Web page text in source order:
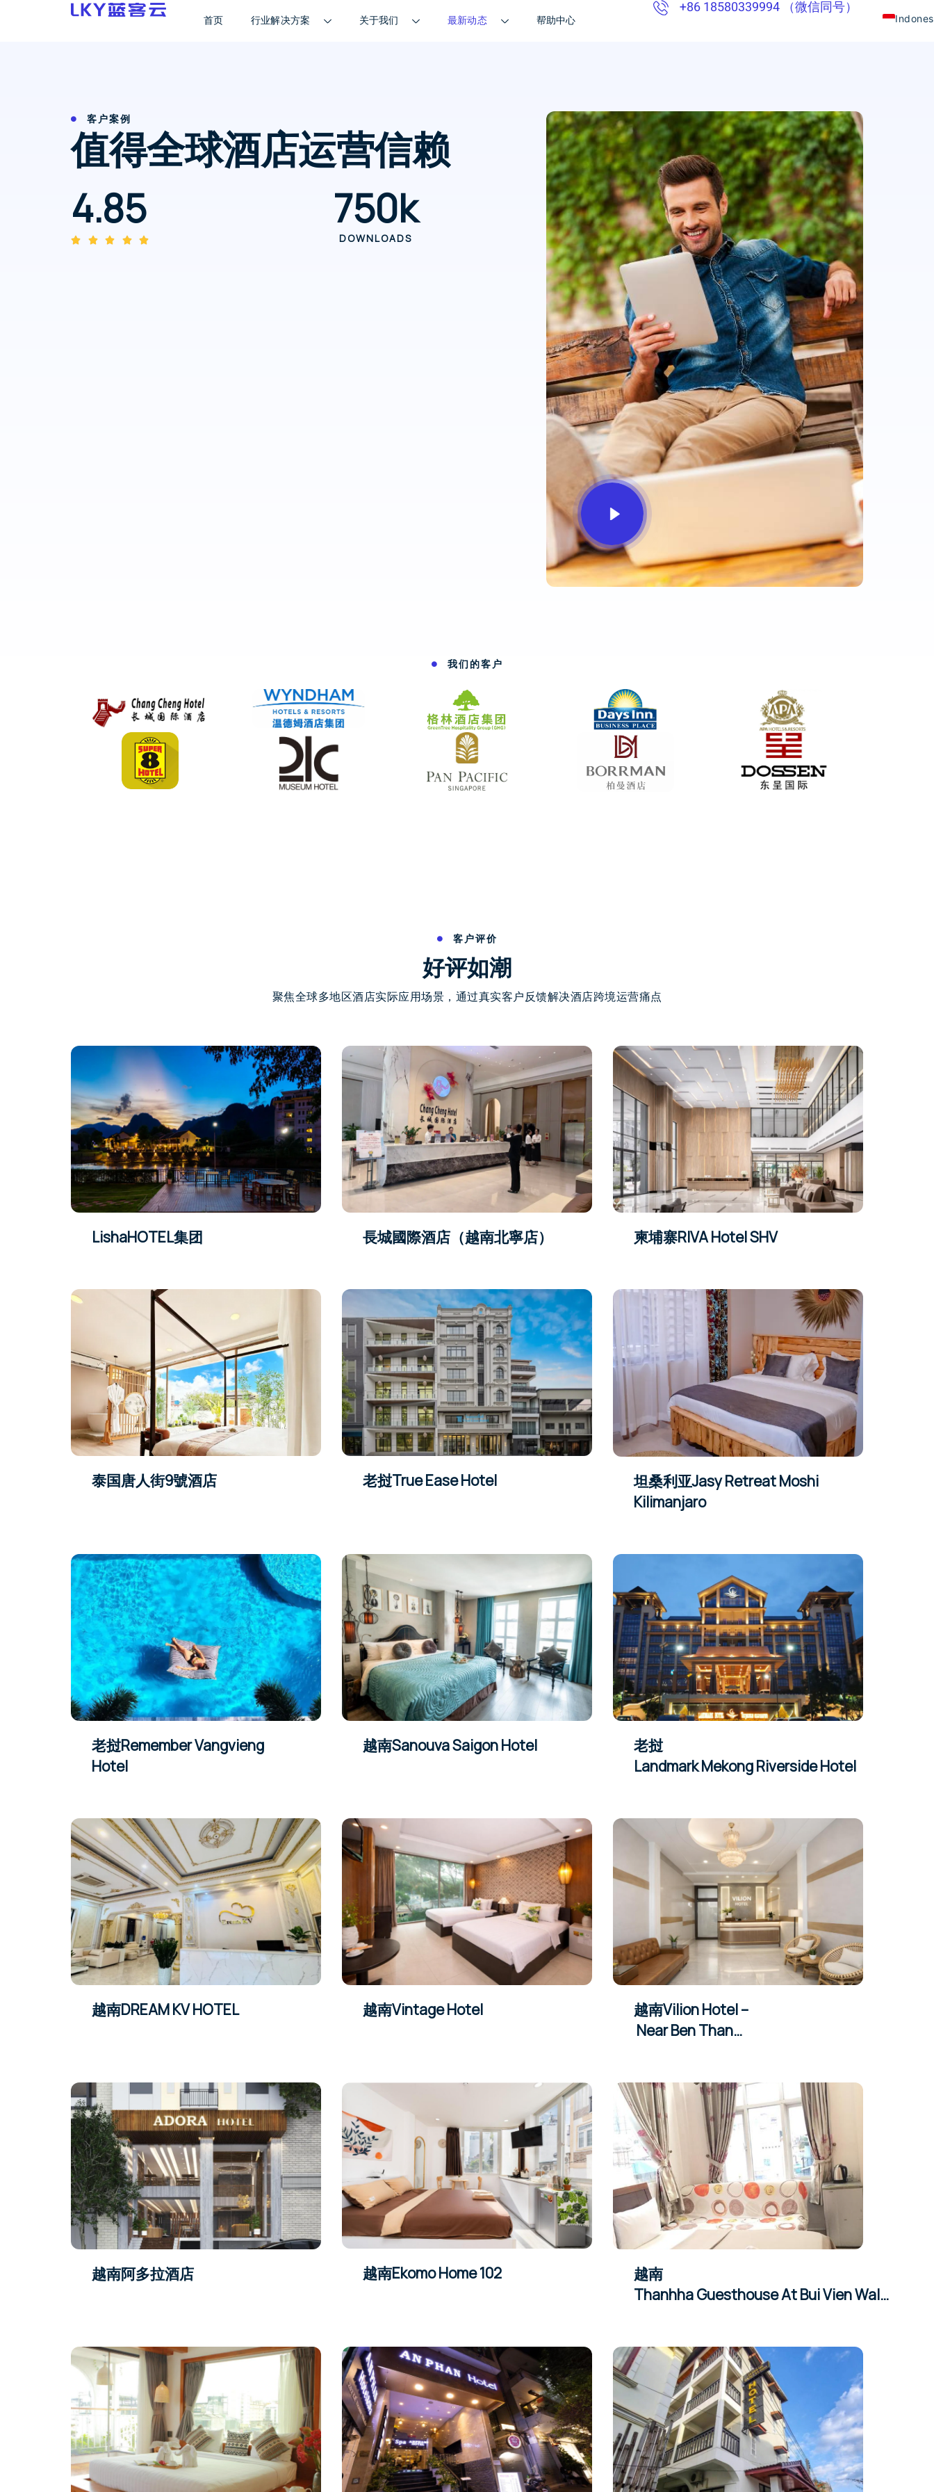
首页 行业解决方案 关于我们 最新动态 帮助中心
+86 18580339994 （微信同号）
客户案例
值得全球酒店运营信赖
4.85
     DOWNLOADS
750k
我们的客户
客户评价
好评如潮
聚焦全球多地区酒店实际应用场景，通过真实客户反馈解决酒店跨境运营痛点
LishaHOTEL集团 長城國際酒店（越南北寧店） 柬埔寨RIVA Hotel SHV
泰国唐人街9號酒店 老挝True Ease Hotel
坦桑利亚Jasy Retreat Moshi
Kilimanjaro
老挝Remember Vangvieng
Hotel
越南Sanouva Saigon Hotel
老挝
Landmark Mekong Riverside Hotel
越南DREAM KV HOTEL 越南Vintage Hotel
越南Vilion Hotel –
Near Ben Than…
越南阿多拉酒店 越南Ekomo Home 102
越南
Thanhha Guesthouse At Bui Vien Wal…